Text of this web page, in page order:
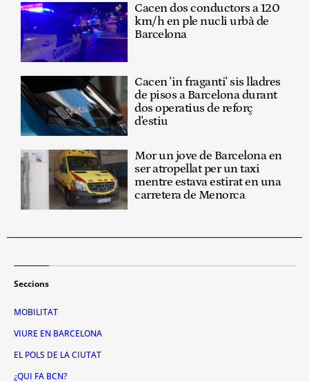
Cacen dos conductors a 120
km/h en ple nucli urbà de
Barcelona
Cacen 'in fraganti' sis lladres
de pisos a Barcelona durant
dos operatius de reforç
d'estiu
Mor un jove de Barcelona en
ser atropellat per un taxi
mentre estava estirat en una
carretera de Menorca
Seccions
MOBILITAT
VIURE EN BARCELONA
EL POLS DE LA CIUTAT
¿QUI FA BCN?